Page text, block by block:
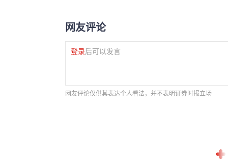
网友评论
登录后可以发言
网友评论仅供其表达个人看法，并不表明证券时报立场